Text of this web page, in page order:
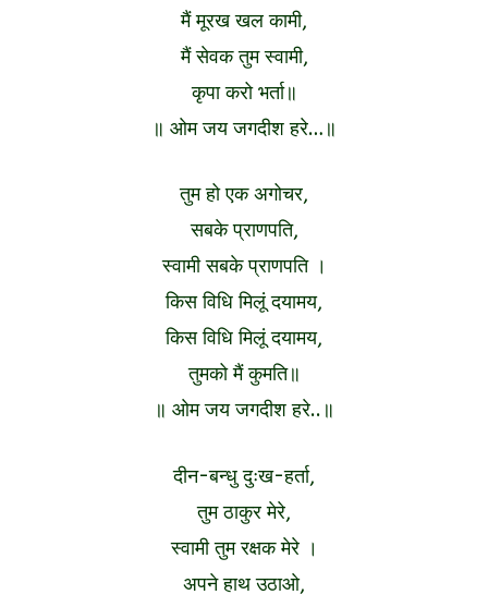
मैं मूरख खल कामी,
मैं सेवक तुम स्वामी,
कृपा करो भर्ता॥
॥ ओम जय जगदीश हरे…॥
तुम हो एक अगोचर,
सबके प्राणपति,
स्वामी सबके प्राणपति ।
किस विधि मिलूं दयामय,
किस विधि मिलूं दयामय,
तुमको मैं कुमति॥
॥ ओम जय जगदीश हरे..॥
दीन-बन्धु दुःख-हर्ता,
तुम ठाकुर मेरे,
स्वामी तुम रक्षक मेरे ।
अपने हाथ उठाओ,